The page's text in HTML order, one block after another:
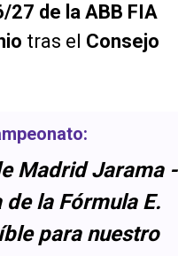
27 de la ABB FIA
tras el Consejo
Madrid Jarama -
la Fórmula E.
para nuestro